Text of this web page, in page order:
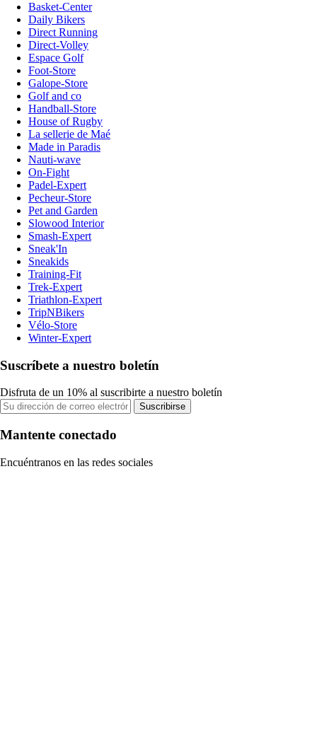
Basket-Center
Daily Bikers
Direct Running
Direct-Volley
Espace Golf
Foot-Store
Galope-Store
Golf and co
Handball-Store
House of Rugby
La sellerie de Maé
Made in Paradis
Nauti-wave
On-Fight
Padel-Expert
Pecheur-Store
Pet and Garden
Slowood Interior
Smash-Expert
Sneak'In
Sneakids
Training-Fit
Trek-Expert
Triathlon-Expert
TripNBikers
Vélo-Store
Winter-Expert
Suscríbete a nuestro boletín
Disfruta de un 10% al suscribirte a nuestro boletín
Suscribirse
Mantente conectado
Encuéntranos en las redes sociales